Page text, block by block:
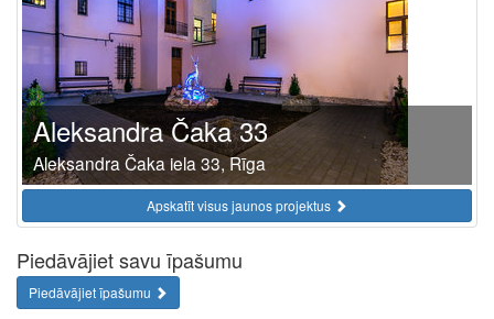
Aleksandra Čaka 33
Aleksandra Čaka iela 33, Rīga
Apskatīt visus jaunos projektus
Piedāvājiet savu īpašumu
Piedāvājiet īpašumu